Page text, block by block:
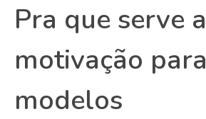
Pra que serve a
motivação para
modelos